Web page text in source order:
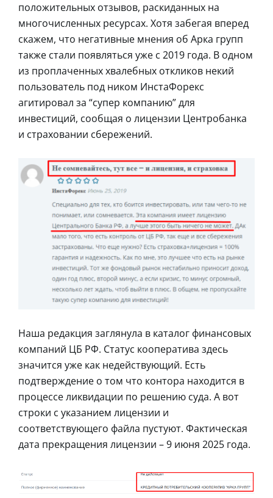
положительных отзывов, раскиданных на
многочисленных ресурсах. Хотя забегая вперед
скажем, что негативные мнения об Арка групп
также стали появляться уже с 2019 года. В одном
из проплаченных хвалебных откликов некий
пользователь под ником ИнстаФорекс
агитировал за “супер компанию” для
инвестиций, сообщая о лицензии Центробанка
и страховании сбережений.
Наша редакция заглянула в каталог финансовых
компаний ЦБ РФ. Статус кооператива здесь
значится уже как недействующий. Есть
подтверждение о том что контора находится в
процессе ликвидации по решению суда. А вот
строки с указанием лицензии и
соответствующего файла пустуют. Фактическая
дата прекращения лицензии – 9 июня 2025 года.